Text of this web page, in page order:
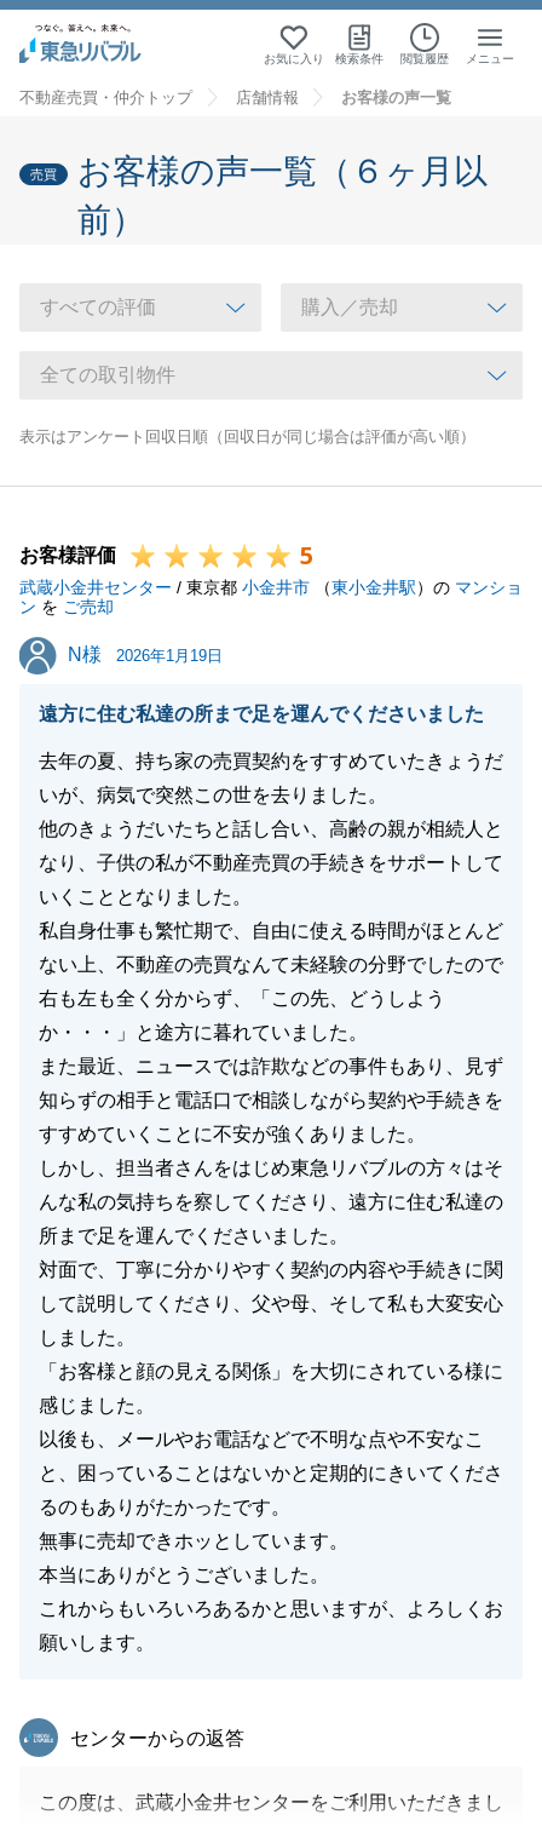
お気に入り 検索条件 閲覧履歴 メニュー
不動産売買・仲介トップ 店舗情報 お客様の声一覧
売買
お客様の声一覧（６ヶ月以
前）
表示はアンケート回収日順（回収日が同じ場合は評価が高い順）
お客様評価 5
武蔵小金井センター / 東京都 小金井市 （東小金井駅）の マンショ
ン を ご売却
N様
N様 2026年1月19日
遠方に住む私達の所まで足を運んでくださいました
去年の夏、持ち家の売買契約をすすめていたきょうだ
いが、病気で突然この世を去りました。
他のきょうだいたちと話し合い、高齢の親が相続人と
なり、子供の私が不動産売買の手続きをサポートして
いくこととなりました。
私自身仕事も繁忙期で、自由に使える時間がほとんど
ない上、不動産の売買なんて未経験の分野でしたので
右も左も全く分からず、「この先、どうしよう
か・・・」と途方に暮れていました。
また最近、ニュースでは詐欺などの事件もあり、見ず
知らずの相手と電話口で相談しながら契約や手続きを
すすめていくことに不安が強くありました。
しかし、担当者さんをはじめ東急リバブルの方々はそ
んな私の気持ちを察してくださり、遠方に住む私達の
所まで足を運んでくださいました。
対面で、丁寧に分かりやすく契約の内容や手続きに関
して説明してくださり、父や母、そして私も大変安心
しました。
「お客様と顔の見える関係」を大切にされている様に
感じました。
以後も、メールやお電話などで不明な点や不安なこ
と、困っていることはないかと定期的にきいてくださ
るのもありがたかったです。
無事に売却できホッとしています。
本当にありがとうございました。
これからもいろいろあるかと思いますが、よろしくお
願いします。
東急リバブル
センターからの返答
この度は、武蔵小金井センターをご利用いただきまし